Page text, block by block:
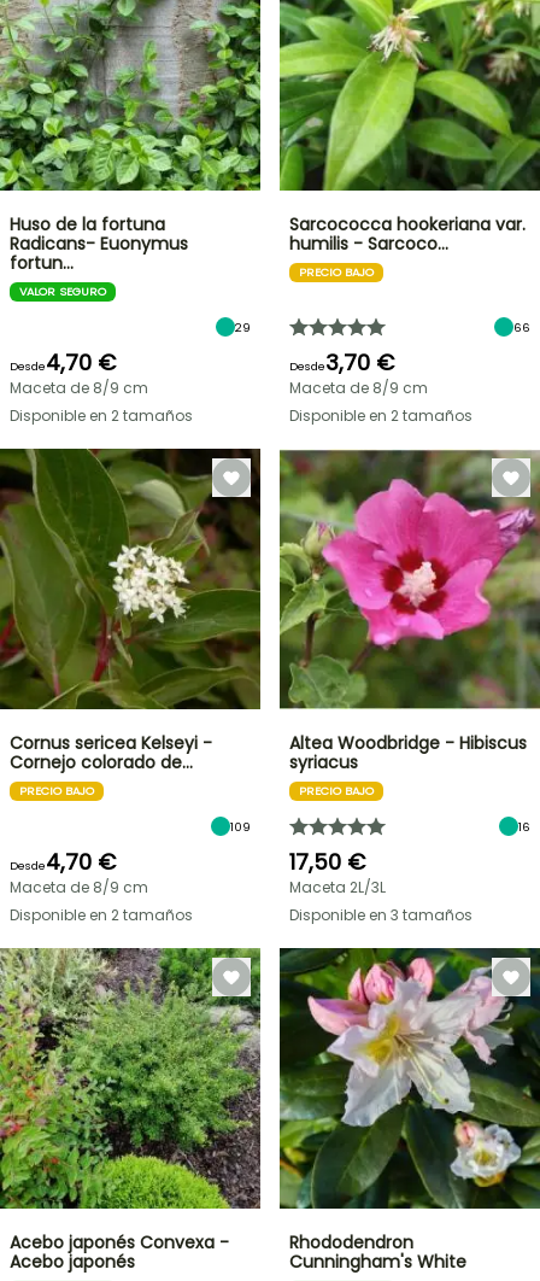
Huso de la fortuna
Radicans- Euonymus
fortun…
VALOR SEGURO
29
Desde4,70 €
Maceta de 8/9 cm
Disponible en 2 tamaños
Sarcococca hookeriana var.
humilis - Sarcoco…
PRECIO BAJO
66
Desde3,70 €
Maceta de 8/9 cm
Disponible en 2 tamaños
Cornus sericea Kelseyi -
Cornejo colorado de…
PRECIO BAJO
109
Desde4,70 €
Maceta de 8/9 cm
Disponible en 2 tamaños
Altea Woodbridge - Hibiscus
syriacus
PRECIO BAJO
16
17,50 €
Maceta 2L/3L
Disponible en 3 tamaños
Acebo japonés Convexa -
Acebo japonés
Rhododendron
Cunningham's White